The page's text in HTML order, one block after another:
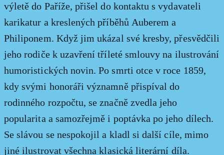
výletě do Paříže, přišel do kontaktu s vydavateli
karikatur a kreslených příběhů Auberem a
Philiponem. Když jim ukázal své kresby, přesvědčili
jeho rodiče k uzavření tříleté smlouvy na ilustrování
humoristických novin. Po smrti otce v roce 1859,
kdy svými honoráři významně přispíval do
rodinného rozpočtu, se značně zvedla jeho
popularita a samozřejmě i poptávka po jeho dílech.
Se slávou se nespokojil a kladl si další cíle, mimo
jiné ilustrovat všechna klasická literární díla.